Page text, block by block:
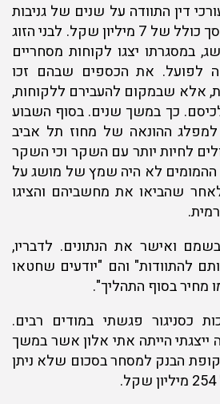
דין התוודה על שנים של גניבות
מחברות שאותן ייצגו בסך כולל של 7 מיליון שקל. לבני הזוג
במסגרתו יצגו לקוחות מסחריים
לפועל. את הכספים שבהם זכו
אלא שבמקום להעבירם ללקוחות,
כך במשך שנים. בסוף השבוע
למפלג ההונאה של מחוז תל אביב
לחיות יותר עם השקר וכי השקר
ההמומים לא היה שמץ של מושג על
שהביאו את מחשביהם והציגו
ואישר את הנתונים. לדבריו,
להתוודות" והם "יודעים שחטאו
מחיר בסוף התהליך".
כסניגור פגשתי במודים רבים.
ייצגתי הייתה אתי אלון אשר במשך
הבנק למסחר בסכום שלא ניתן